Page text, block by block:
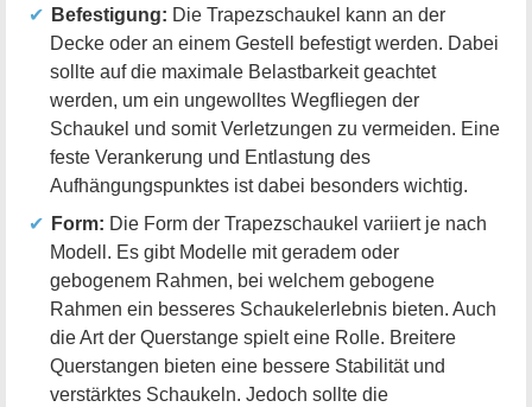
Befestigung: Die Trapezschaukel kann an der
Decke oder an einem Gestell befestigt werden. Dabei
sollte auf die maximale Belastbarkeit geachtet
werden, um ein ungewolltes Wegfliegen der
Schaukel und somit Verletzungen zu vermeiden. Eine
feste Verankerung und Entlastung des
Aufhängungspunktes ist dabei besonders wichtig.
Form: Die Form der Trapezschaukel variiert je nach
Modell. Es gibt Modelle mit geradem oder
gebogenem Rahmen, bei welchem gebogene
Rahmen ein besseres Schaukelerlebnis bieten. Auch
die Art der Querstange spielt eine Rolle. Breitere
Querstangen bieten eine bessere Stabilität und
verstärktes Schaukeln. Jedoch sollte die